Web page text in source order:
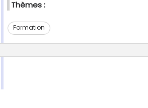
Thèmes :
Formation